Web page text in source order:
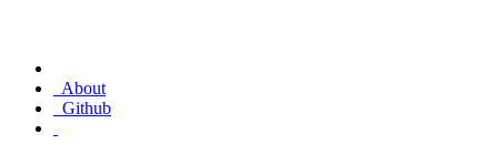
About
Github